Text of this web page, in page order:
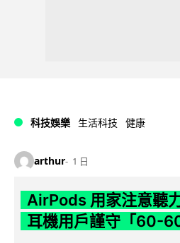
科技娛樂 生活科技 健康
arthur 1 日
AirPods 用家注意聽
耳機用戶謹守「60-